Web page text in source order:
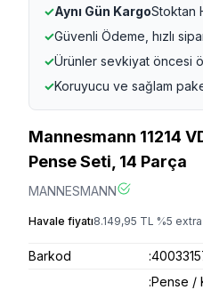
✓Aynı Gün KargoStoktan
✓Güvenli Ödeme, hızlı
✓Ürünler sevkiyat öncesi
✓Koruyucu ve sağlam
Mannesmann 11214
Pense Seti, 14 Parça
MANNESMANN
Havale fiyatı8.149,95 TL %5
Barkod :
:Pense /